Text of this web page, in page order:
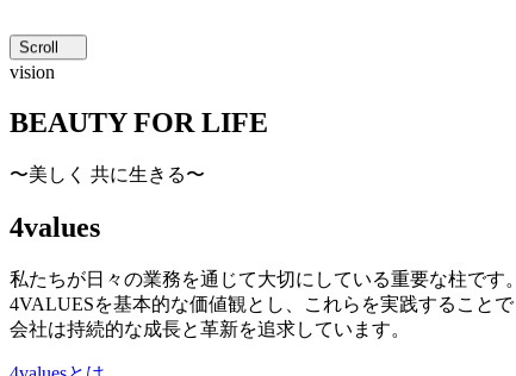
Scroll
vision
BEAUTY FOR LIFE
〜美しく 共に生きる〜
4values
私たちが日々の業務を通じて大切にしている重要な柱です。
4VALUESを基本的な価値観とし、これらを実践することで
会社は持続的な成長と革新を追求しています。